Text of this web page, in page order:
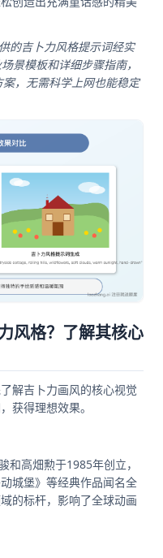
的吉卜力风格提示词经实
景模板和详细步骤指南，
，无需科学上网也能稳定
风格？了解其核心
解吉卜力画风的核心视觉
获得理想效果。
高畑勲于1985年创立，
城堡》等经典作品闻名全
的标杆，影响了全球动画